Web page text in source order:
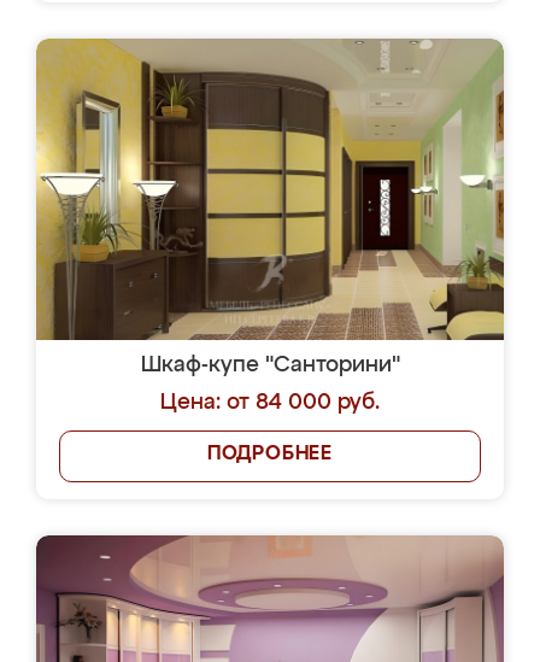
Шкаф-купе "Санторини"
Цена: от 84 000 руб.
ПОДРОБНЕЕ